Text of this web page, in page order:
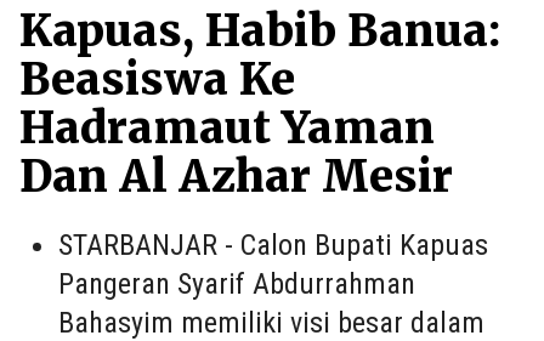
Kapuas, Habib Banua:
Beasiswa Ke
Hadramaut Yaman
Dan Al Azhar Mesir
STARBANJAR - Calon Bupati Kapuas
Pangeran Syarif Abdurrahman
Bahasyim memiliki visi besar dalam